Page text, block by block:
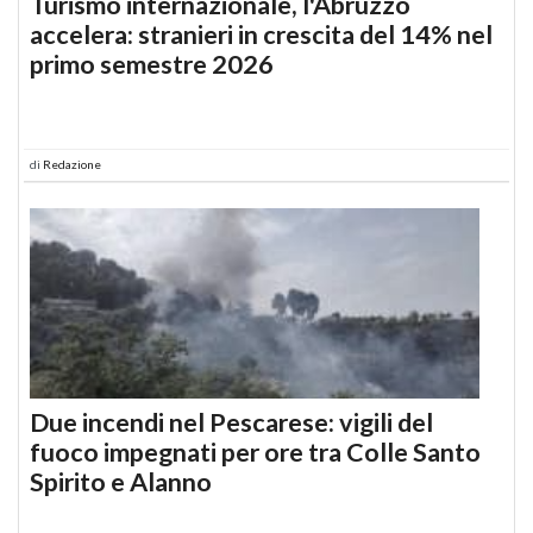
accelera: stranieri in crescita del 14% nel
primo semestre 2026
di Redazione
Due incendi nel Pescarese: vigili del
fuoco impegnati per ore tra Colle Santo
Spirito e Alanno